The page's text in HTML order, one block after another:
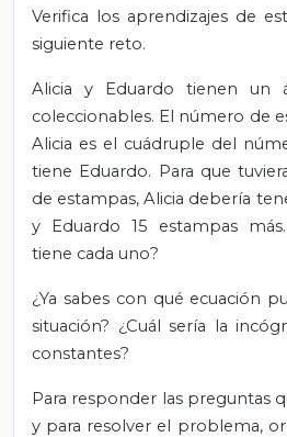
Verifica los aprendizajes de
siguiente reto.
Alicia y Eduardo tienen un
coleccionables. El número de
Alicia es el cuádruple del
tiene Eduardo. Para que
de estampas, Alicia debería
y Eduardo 15 estampas
tiene cada uno?
¿Ya sabes con qué ecuación
situación? ¿Cuál sería la
constantes?
Para responder las preguntas
y para resolver el problema,